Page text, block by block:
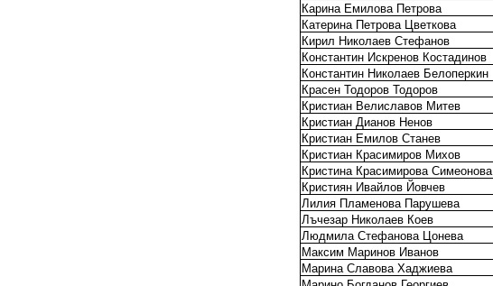
Карина Емилова Петрова
Катерина Петрова Цветкова
Кирил Николаев Стефанов
Константин Искренов Костадинов
Константин Николаев Белоперкин
Красен Тодоров Тодоров
Кристиан Велиславов Митев
Кристиан Дианов Ненов
Кристиан Емилов Станев
Кристиан Красимиров Михов
Кристина Красимирова Симеонова
Кристиян Ивайлов Йовчев
Лилия Пламенова Парушева
Лъчезар Николаев Коев
Людмила Стефанова Цонева
Максим Маринов Иванов
Марина Славова Хаджиева